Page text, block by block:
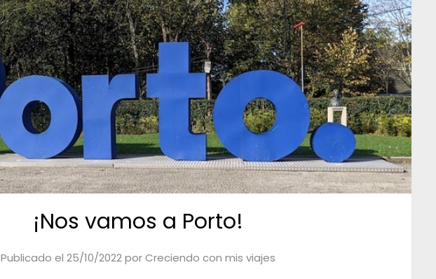
¡Nos vamos a Porto!
Publicado el25/10/2022porCreciendo con mis viajes